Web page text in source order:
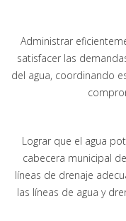
Administrar
satisfacer las
del agua, coordinando
Lograr que el agua
cabecera municipal
líneas de drenaje
las líneas de agua y